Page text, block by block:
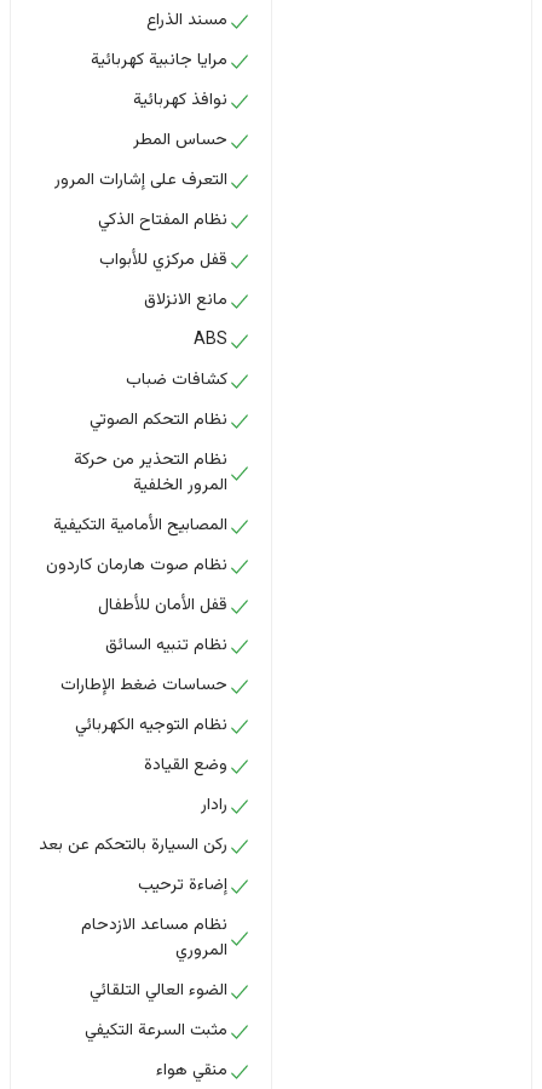
مسند الذراع
مرايا جانبية كهربائية
نوافذ كهربائية
حساس المطر
التعرف على إشارات المرور
نظام المفتاح الذكي
قفل مركزي للأبواب
مانع الانزلاق
ABS
كشافات ضباب
نظام التحكم الصوتي
نظام التحذير من حركة
المرور الخلفية
المصابيح الأمامية التكيفية
نظام صوت هارمان كاردون
قفل الأمان للأطفال
نظام تنبيه السائق
حساسات ضغط الإطارات
نظام التوجيه الكهربائي
وضع القيادة
رادار
ركن السيارة بالتحكم عن بعد
إضاءة ترحيب
نظام مساعد الازدحام
المروري
الضوء العالي التلقائي
مثبت السرعة التكيفي
منقي هواء